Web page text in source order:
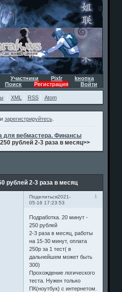
Участники Pixlr
kнопка
Поиск Регистрация Войти
XML RSS Atom
зарегистрируйтесь.
для вебмастера. Финансы
рублей 2-3 раза в месяц>>
рублей 2-3 раза в месяц
Поделиться 1
2021-
05-16 17:23:53
Подработка. 20 минут -
250 рублей
2-3 раза в месяц, работы
на 15-30 минут, оплата
250р за 1 тест( в
дальнейшем может быть
300)
Прохождение логического
теста. Нужен только
ПК(ноутбук) с интернетом.